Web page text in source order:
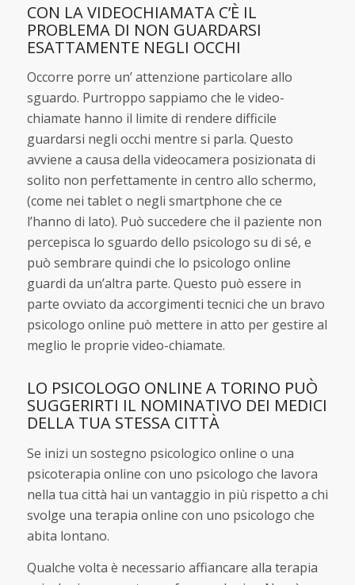
CON LA VIDEOCHIAMATA C’È IL
PROBLEMA DI NON GUARDARSI
ESATTAMENTE NEGLI OCCHI
Occorre porre un’ attenzione particolare allo
sguardo. Purtroppo sappiamo che le video-
chiamate hanno il limite di rendere difficile
guardarsi negli occhi mentre si parla. Questo
avviene a causa della videocamera posizionata di
solito non perfettamente in centro allo schermo,
(come nei tablet o negli smartphone che ce
l’hanno di lato). Può succedere che il paziente non
percepisca lo sguardo dello psicologo su di sé, e
può sembrare quindi che lo psicologo online
guardi da un’altra parte. Questo può essere in
parte ovviato da accorgimenti tecnici che un bravo
psicologo online può mettere in atto per gestire al
meglio le proprie video-chiamate.
LO PSICOLOGO ONLINE A TORINO PUÒ
SUGGERIRTI IL NOMINATIVO DEI MEDICI
DELLA TUA STESSA CITTÀ
Se inizi un sostegno psicologico online o una
psicoterapia online con uno psicologo che lavora
nella tua città hai un vantaggio in più rispetto a chi
svolge una terapia online con uno psicologo che
abita lontano.
Qualche volta è necessario affiancare alla terapia